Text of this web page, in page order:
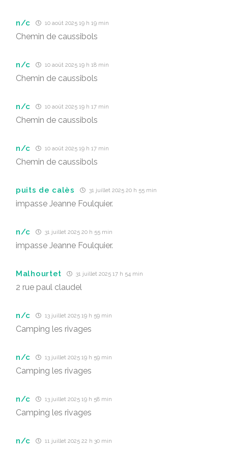
n/c 10 août 2025 19 h 19 min
Chemin de caussibols
n/c 10 août 2025 19 h 18 min
Chemin de caussibols
n/c 10 août 2025 19 h 17 min
Chemin de caussibols
n/c 10 août 2025 19 h 17 min
Chemin de caussibols
puits de calès 31 juillet 2025 20 h 55 min
impasse Jeanne Foulquier.
n/c 31 juillet 2025 20 h 55 min
impasse Jeanne Foulquier.
Malhourtet 31 juillet 2025 17 h 54 min
2 rue paul claudel
n/c 13 juillet 2025 19 h 59 min
Camping les rivages
n/c 13 juillet 2025 19 h 59 min
Camping les rivages
n/c 13 juillet 2025 19 h 58 min
Camping les rivages
n/c 11 juillet 2025 22 h 30 min